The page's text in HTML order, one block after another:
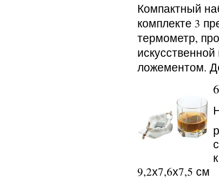
Компактный
комплекте 3
термометр,
ложементом.
9,2х7,6х7,5 см